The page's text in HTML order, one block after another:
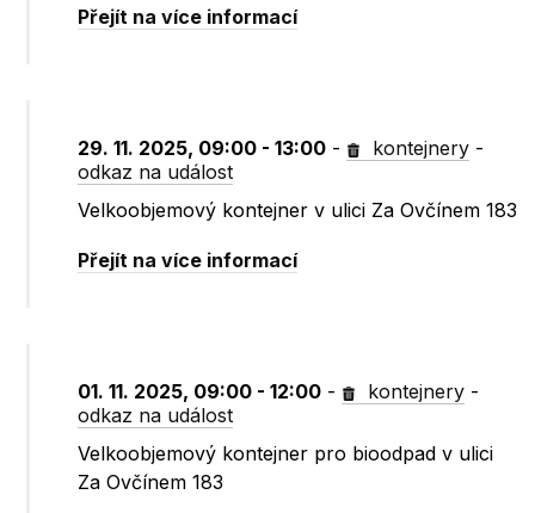
Přejít na více informací
29. 11. 2025, 09:00 - 13:00 - kontejnery -
odkaz na událost
Velkoobjemový kontejner v ulici Za Ovčínem 183
Přejít na více informací
01. 11. 2025, 09:00 - 12:00 - kontejnery -
odkaz na událost
Velkoobjemový kontejner pro bioodpad v ulici
Za Ovčínem 183